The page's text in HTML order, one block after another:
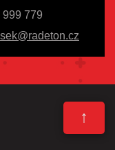
999 779
↑